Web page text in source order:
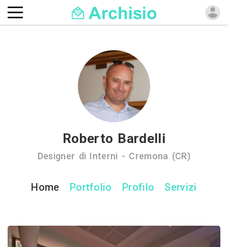
Roberto Bardelli
Designer di Interni - Cremona (CR)
Home Portfolio Profilo Servizi